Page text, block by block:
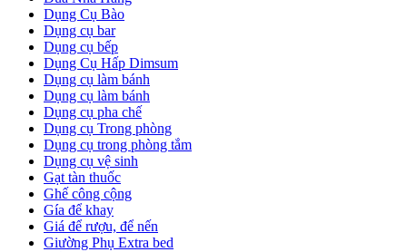
Dụng Cụ Bào
Dụng cụ bar
Dụng cụ bếp
Dụng Cụ Hấp Dimsum
Dụng cụ làm bánh
Dụng cụ làm bánh
Dụng cụ pha chế
Dụng cụ Trong phòng
Dụng cụ trong phòng tắm
Dụng cụ vệ sinh
Gạt tàn thuốc
Ghế công cộng
Gía để khay
Giá để rượu, để nến
Giường Phụ Extra bed